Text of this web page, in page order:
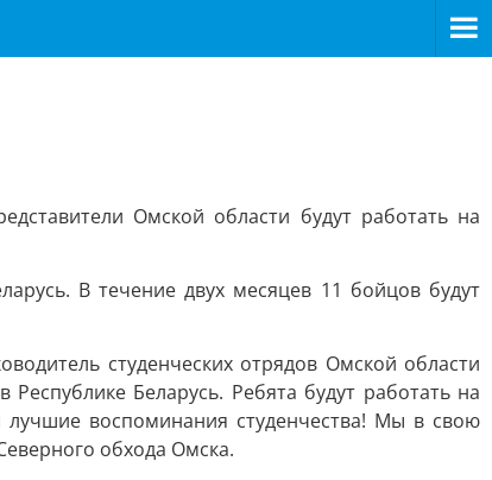
Омской области будут работать на
В течение двух месяцев 11 бойцов будут
студенческих отрядов Омской области
Беларусь. Ребята будут работать на
воспоминания студенчества! Мы в свою
обхода Омска.